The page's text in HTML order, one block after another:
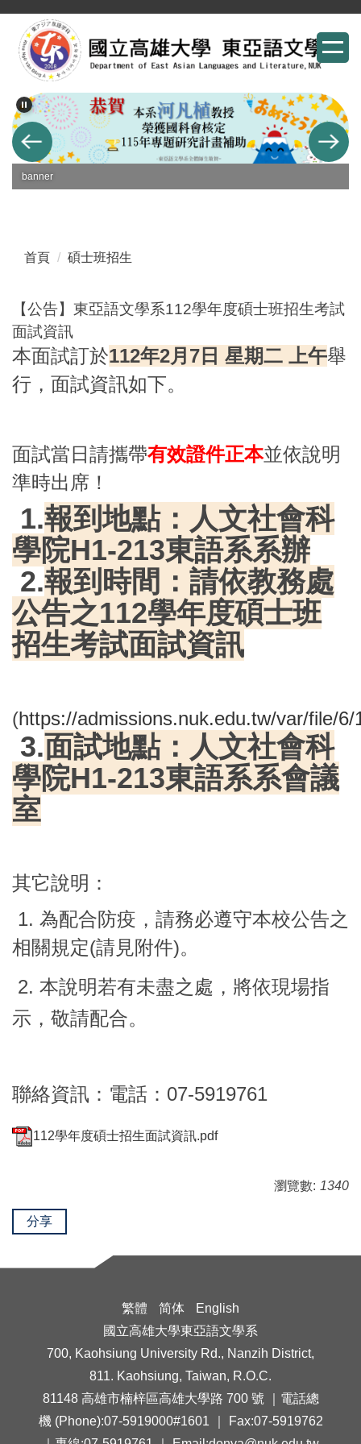
到
內
容
區
banner
首頁 碩士班招生
【公告】東亞語文學系112學年度碩士班招生考試
面試資訊
本面試訂於112年2月7日 星期二 上午舉
行，面試資訊如下。
面試當日請攜帶有效證件正本並依說明
準時出席！
1.報到地點：人文社會科
學院H1-213東語系系辦
2.報到時間：請依教務處
公告之112學年度碩士班
招生考試面試資訊
(https://admissions.nuk.edu.tw/var/file/
3.面試地點：人文社會科
學院H1-213東語系系會議
室
其它說明：
1. 為配合防疫，請務必遵守本校公告之
相關規定(請見附件)。
2. 本說明若有未盡之處，將依現場指
示，敬請配合。
聯絡資訊： 電話：07-5919761
112學年度碩士招生面試資訊.pdf
瀏覽數: 1340
分享
繁體 简体
English
國立高雄大學東亞語文學系
700, Kaohsiung University Rd., Nanzih District,
811. Kaohsiung, Taiwan, R.O.C.
81148 高雄市楠梓區高雄大學路 700 號 ｜電話總
機 (Phone):07-5919000#1601 ｜ Fax:07-5919762